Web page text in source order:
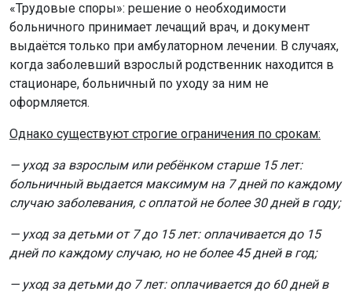
«Трудовые споры»: решение о необходимости
больничного принимает лечащий врач, и документ
выдаётся только при амбулаторном лечении. В случаях,
когда заболевший взрослый родственник находится в
стационаре, больничный по уходу за ним не
оформляется.
Однако существуют строгие ограничения по срокам:
— уход за взрослым или ребёнком старше 15 лет:
больничный выдается максимум на 7 дней по каждому
случаю заболевания, с оплатой не более 30 дней в году;
— уход за детьми от 7 до 15 лет: оплачивается до 15
дней по каждому случаю, но не более 45 дней в год;
— уход за детьми до 7 лет: оплачивается до 60 дней в